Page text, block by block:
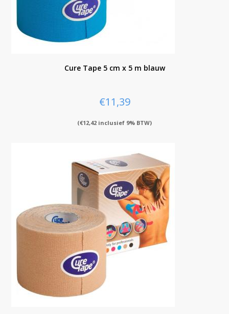
Cure Tape 5 cm x 5 m blauw
€11,39
(€12,42 inclusief 9% BTW)